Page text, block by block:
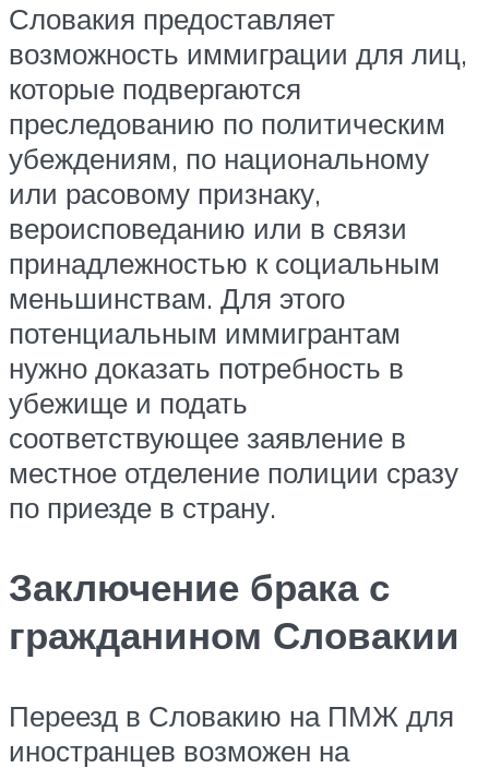
Словакия предоставляет
возможность иммиграции для лиц,
которые подвергаются
преследованию по политическим
убеждениям, по национальному
или расовому признаку,
вероисповеданию или в связи
принадлежностью к социальным
меньшинствам. Для этого
потенциальным иммигрантам
нужно доказать потребность в
убежище и подать
соответствующее заявление в
местное отделение полиции сразу
по приезде в страну.
Заключение брака с
гражданином Словакии
Переезд в Словакию на ПМЖ для
иностранцев возможен на